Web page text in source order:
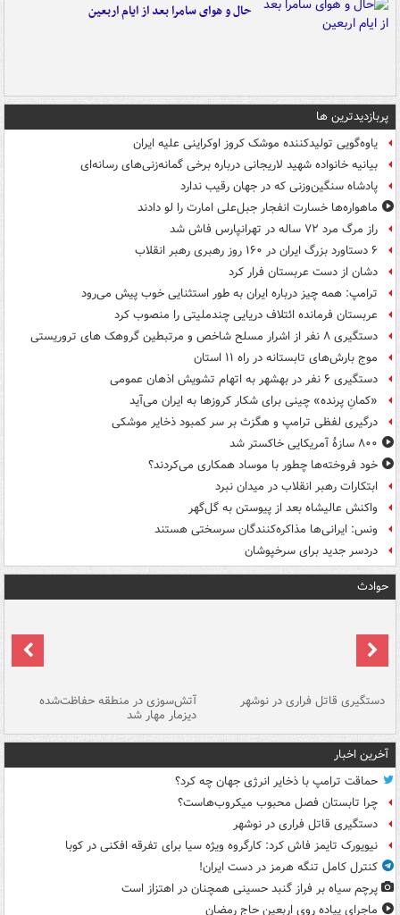
حال و هوای سامرا بعد از ایام اربعین
پربازدیدترین ها
یاوه‌گویی تولیدکننده موشک کروز اوکراینی علیه ایران
بیانیه خانواده شهید لاریجانی درباره برخی گمانه‌زنی‌های رسانه‌ای
پادشاه سنگین‌وزنی که در جهان رقیب ندارد
ماهواره‌ها خسارت انفجار جبل‌علی امارت را لو دادند
راز مرگ مرد ۷۲ ساله در تهرانپارس فاش شد
۶ دستاورد بزرگ ایران در ۱۶۰ روز رهبری رهبر انقلاب
دشان از دست عربستان فرار کرد
ترامپ: همه چیز درباره ایران به طور استثنایی خوب پیش می‌رود
عربستان فرمانده ائتلاف دریایی چندملیتی را منصوب کرد
دستگیری ۸ نفر از اشرار مسلح شاخص و مرتبطین گروهک های تروریستی
موج بارش‌های تابستانه در راه ۱۱ استان
دستگیری ۶ نفر در بهشهر به اتهام تشویش اذهان عمومی
«کمانِ پرنده» چینی برای شکار کروزها به ایران می‌آید
درگیری لفظی ترامپ و هگزث بر سر کمبود ذخایر موشکی
۸۰۰ سازۀ آمریکایی خاکستر شد
خود فروخته‌ها چطور با موساد همکاری می‌کردند؟
ابتکارات رهبر انقلاب در میدان نبرد
واکنش عالیشاه بعد از پیوستن به گل‌گهر
ونس: ایرانی‌ها مذاکره‌کنندگان سرسختی هستند
دردسر جدید برای سرخپوشان
حوادث
دستگیری قاتل فراری در نوشهر آتش‌سوزی در منطقه حفاظت‌شده
دیزمار مهار شد
آخرین اخبار
حماقت ترامپ با ذخایر انرژی جهان چه کرد؟
چرا تابستان فصل محبوب میکروب‌هاست؟
دستگیری قاتل فراری در نوشهر
نیویورک تایمز فاش کرد: کارگروه ویژه سیا برای تفرقه افکنی در کوبا
کنترل کامل تنگه هرمز در دست ایران!
پرچم سیاه بر فراز گنبد حسینی همچنان در اهتزاز است
ماجرای پیاده روی اربعین حاج رمضان